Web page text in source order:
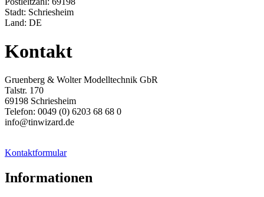
Stadt: Schriesheim
Land: DE
Kontakt
Gruenberg & Wolter Modelltechnik GbR
Talstr. 170
69198 Schriesheim
Telefon: 0049 (0) 6203 68 68 0
info@tinwizard.de
Kontaktformular
Informationen